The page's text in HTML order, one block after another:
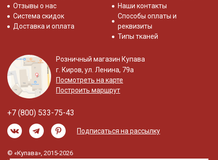
Отзывы о нас
Система скидок
Доставка и оплата
Наши контакты
Способы оплаты и
реквизиты
Типы тканей
Розничный магазин Купава
г. Киров, ул. Ленина, 79а
Посмотреть на карте
Построить маршрут
+7 (800) 533-75-43
Подписаться на рассылку
© «Купава», 2015-2026